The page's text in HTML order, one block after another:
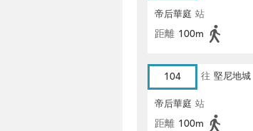
帝后華庭 站
距離 100m
104 往 堅尼地城
帝后華庭 站
距離 100m